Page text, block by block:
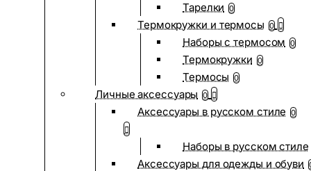
Тарелки 0
Термокружки и термосы 0
Наборы с термосом 0
Термокружки 0
Термосы 0
Личные аксессуары 0
Аксессуары в русском стиле 0
Наборы в русском стиле
Аксессуары для одежды и обуви